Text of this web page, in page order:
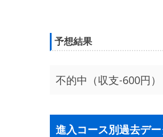
予想結果
不的中（収支-600円）
進入コース別過去デー